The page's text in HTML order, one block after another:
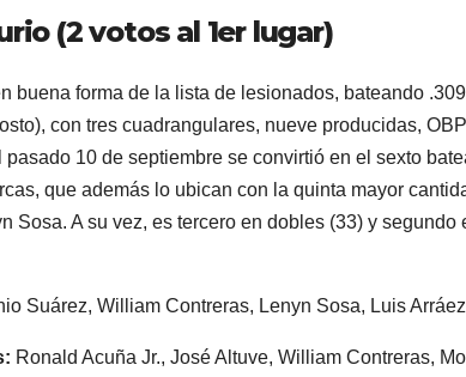
(2 votos al 1er lugar)
buena forma de la lista de lesionados, bateando
con tres cuadrangulares, nueve producidas,
pasado 10 de septiembre se convirtió en el sexto
que además lo ubican con la quinta mayor
Sosa. A su vez, es tercero en dobles (33) y segundo
Suárez, William Contreras, Lenyn Sosa, Luis
Ronald Acuña Jr., José Altuve, William Contreras,